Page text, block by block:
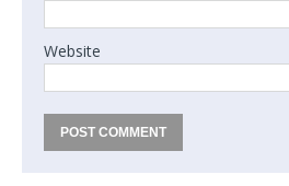
Website